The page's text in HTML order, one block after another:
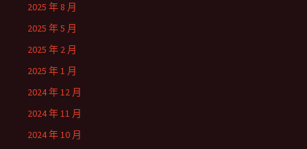
2025 年 8 月
2025 年 5 月
2025 年 2 月
2025 年 1 月
2024 年 12 月
2024 年 11 月
2024 年 10 月